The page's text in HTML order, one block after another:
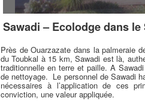
Sawadi – Ecolodge dans
Près de Ouarzazate dans la palmeraie
du Toubkal à 15 km, Sawadi est là,
traditionnelle en terre et paille. A
de nettoyage. Le personnel de Sawadi
nécessaires à l’application de ces
conviction, une valeur appliquée.